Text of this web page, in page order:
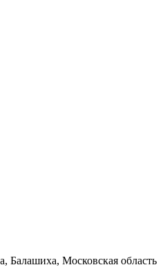
Балашиха, Московская область